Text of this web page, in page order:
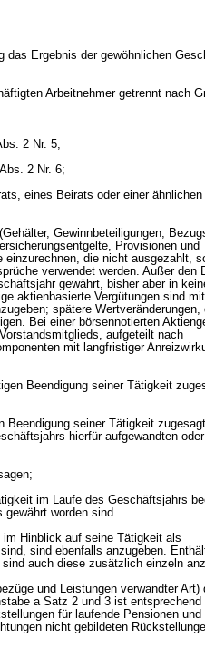
Ergebnis der gewöhnlichen
Arbeitnehmer getrennt nach
2 Nr. 5,
2 Nr. 6;
eines Beirats oder einer
Gewinnbeteiligungen,
Provisionen und
die nicht ausgezahlt,
verwendet werden. Außer den
gewährt, bisher aber in
aktienbasierte Vergütungen sind mit
spätere Wertveränderungen,
Bei einer börsennotierten
aufgeteilt nach
mit langfristiger
Beendigung seiner Tätigkeit
Beendigung seiner Tätigkeit
hierfür aufgewandten oder
im Laufe des Geschäftsjahrs
worden sind.
Hinblick auf seine Tätigkeit als
sind ebenfalls anzugeben.
auch diese zusätzlich einzeln
und Leistungen verwandter Art)
a Satz 2 und 3 ist entsprechend
für laufende Pensionen und
nicht gebildeten